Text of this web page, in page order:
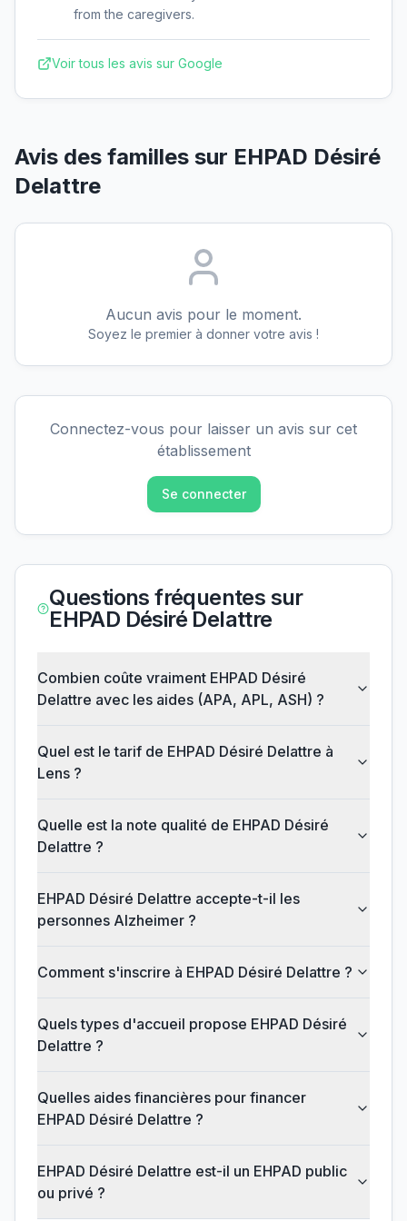
from the caregivers.
Voir tous les avis sur Google
Avis des familles sur EHPAD Désiré
Delattre
Aucun avis pour le moment.
Soyez le premier à donner votre avis !
Connectez-vous pour laisser un avis sur cet
établissement
Se connecter
Questions fréquentes sur
EHPAD Désiré Delattre
Combien coûte vraiment EHPAD Désiré
Delattre avec les aides (APA, APL, ASH) ?
Quel est le tarif de EHPAD Désiré Delattre à
Lens ?
Quelle est la note qualité de EHPAD Désiré
Delattre ?
EHPAD Désiré Delattre accepte-t-il les
personnes Alzheimer ?
Comment s'inscrire à EHPAD Désiré Delattre ?
Quels types d'accueil propose EHPAD Désiré
Delattre ?
Quelles aides financières pour financer
EHPAD Désiré Delattre ?
EHPAD Désiré Delattre est-il un EHPAD public
ou privé ?